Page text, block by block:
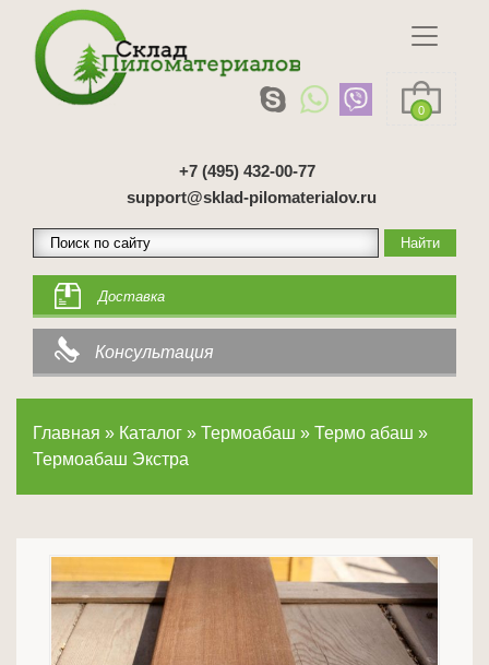
0
+7 (495) 432-00-77
support@sklad-pilomaterialov.ru
Доставка
Консультация
Главная » Каталог » Термоабаш » Термо абаш »
Термоабаш Экстра